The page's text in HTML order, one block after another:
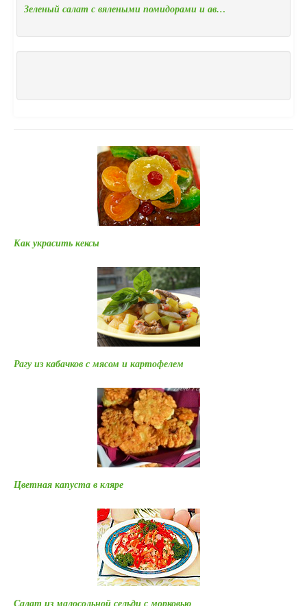
Зеленый салат с вялеными помидорами и ав…
Как украсить кексы
Рагу из кабачков с мясом и картофелем
Цветная капуста в кляре